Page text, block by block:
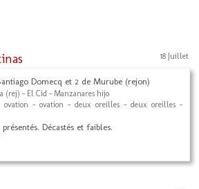
18 Juillet
Domecq et 2 de Murube (rejon)
(rej) - El Cid - Manzanares hijo
- ovation - deux oreilles - deux oreilles -
Décastés et faibles.